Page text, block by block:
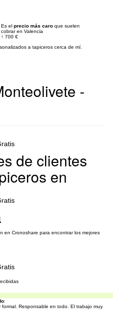
Es el precio más caro que suelen
cobrar en Valencia
↑ 700 €
a tapiceros cerca de mí.
-
de clientes
en
en Cronoshare para encontrar los mejores
:
Responsable en todo. El trabajo muy